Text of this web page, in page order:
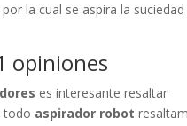
la cual se aspira la
opiniones
es interesante resaltar
todo aspirador robot